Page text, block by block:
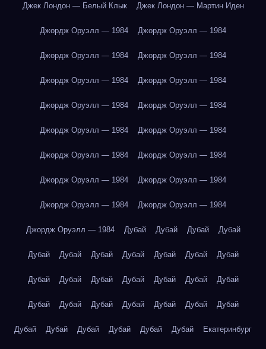
Джек Лондон — Белый Клык Джек Лондон — Мартин Иден
Джордж Оруэлл — 1984 Джордж Оруэлл — 1984
Джордж Оруэлл — 1984 Джордж Оруэлл — 1984
Джордж Оруэлл — 1984 Джордж Оруэлл — 1984
Джордж Оруэлл — 1984 Джордж Оруэлл — 1984
Джордж Оруэлл — 1984 Джордж Оруэлл — 1984
Джордж Оруэлл — 1984 Джордж Оруэлл — 1984
Джордж Оруэлл — 1984 Джордж Оруэлл — 1984
Джордж Оруэлл — 1984 Джордж Оруэлл — 1984
Джордж Оруэлл — 1984 Дубай Дубай Дубай Дубай
Дубай Дубай Дубай Дубай Дубай Дубай Дубай
Дубай Дубай Дубай Дубай Дубай Дубай Дубай
Дубай Дубай Дубай Дубай Дубай Дубай Дубай
Дубай Дубай Дубай Дубай Дубай Дубай Екатеринбург